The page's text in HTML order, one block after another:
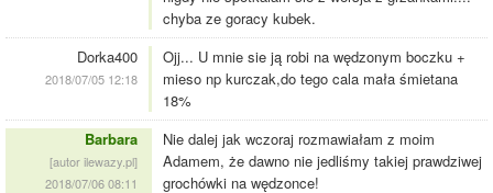
chyba ze goracy kubek.
Dorka400
2018/07/05 12:18
Ojj... U mnie sie ją robi na wędzonym boczku +
mieso np kurczak,do tego cala mała śmietana
18%
Barbara
[autor ilewazy.pl]
2018/07/06 08:11
Nie dalej jak wczoraj rozmawiałam z moim
Adamem, że dawno nie jedliśmy takiej prawdziwej
grochówki na wędzonce!